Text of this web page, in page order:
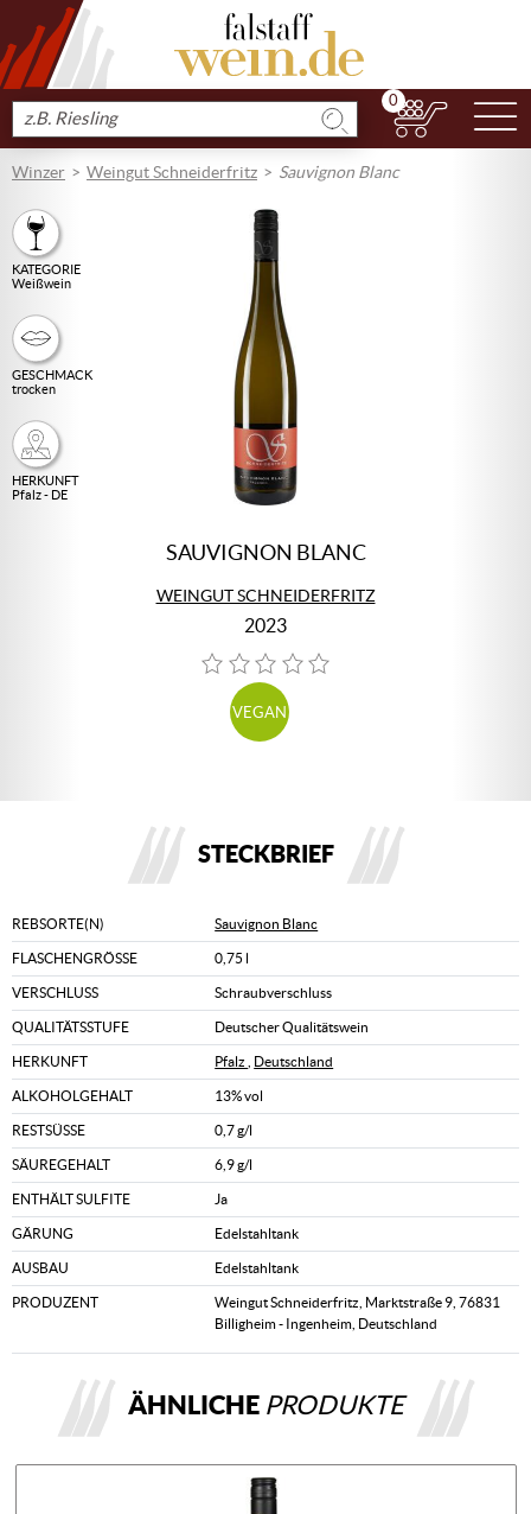
Produkt
suchen
0
Winzer Weingut Schneiderfritz Sauvignon Blanc
KATEGORIE
Weißwein
GESCHMACK
trocken
HERKUNFT
Pfalz - DE
SAUVIGNON BLANC
WEINGUT SCHNEIDERFRITZ
2023
VEGAN
STECKBRIEF
REBSORTE(N) Sauvignon Blanc
FLASCHENGRÖSSE 0,75 l
VERSCHLUSS Schraubverschluss
QUALITÄTSSTUFE Deutscher Qualitätswein
HERKUNFT Pfalz Deutschland
ALKOHOLGEHALT 13% vol
RESTSÜSSE 0,7 g/l
SÄUREGEHALT 6,9 g/l
ENTHÄLT SULFITE Ja
GÄRUNG Edelstahltank
AUSBAU Edelstahltank
PRODUZENT
Weingut Schneiderfritz, Marktstraße 9, 76831
Billigheim - Ingenheim, Deutschland
ÄHNLICHE PRODUKTE